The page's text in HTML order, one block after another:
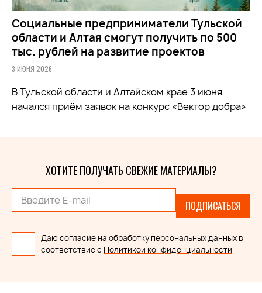
Социальные предприниматели Тульской
области и Алтая смогут получить по 500
тыс. рублей на развитие проектов
3 ИЮНЯ 2026
В Тульской области и Алтайском крае 3 июня
начался приём заявок на конкурс «Вектор добра»
ХОТИТЕ ПОЛУЧАТЬ СВЕЖИЕ МАТЕРИАЛЫ?
ПОДПИСАТЬСЯ
Даю согласие на обработку персональных данных в
соответствие с Политикой конфиденциальности